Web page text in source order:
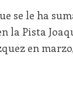
se le ha
la Pista
en